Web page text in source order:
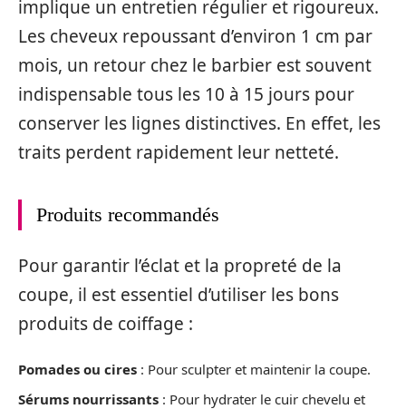
implique un entretien régulier et rigoureux.
Les cheveux repoussant d’environ 1 cm par
mois, un retour chez le barbier est souvent
indispensable tous les 10 à 15 jours pour
conserver les lignes distinctives. En effet, les
traits perdent rapidement leur netteté.
Produits recommandés
Pour garantir l’éclat et la propreté de la
coupe, il est essentiel d’utiliser les bons
produits de coiffage :
Pomades ou cires : Pour sculpter et maintenir la coupe.
Sérums nourrissants : Pour hydrater le cuir chevelu et